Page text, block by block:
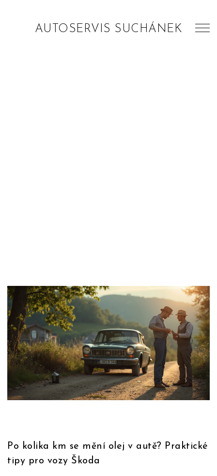
AUTOSERVIS SUCHÁNEK
Po kolika km se mění olej v autě? Praktické
tipy pro vozy Škoda